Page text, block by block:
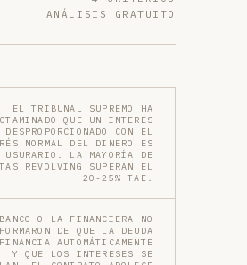
ANÁLISIS GRATUITO
EL TRIBUNAL SUPREMO HA
QUE UN INTERÉS
DESPROPORCIONADO CON EL
NORMAL DEL DINERO ES
USURARIO. LA MAYORÍA DE
REVOLVING SUPERAN EL
20-25% TAE.
O LA FINANCIERA NO
DE QUE LA DEUDA
AUTOMÁTICAMENTE
Y QUE LOS INTERESES SE